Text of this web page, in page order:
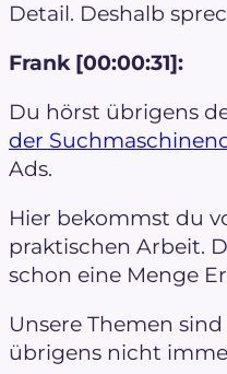
Detail. Deshalb
Frank [00:00:31]:
Du hörst übrigens
der
Ads.
Hier bekommst du
praktischen Arbeit.
schon eine Menge
Unsere Themen
übrigens nicht